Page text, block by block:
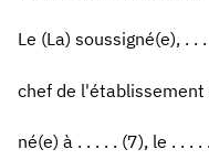
Le (La) soussigné(e), . .
chef de l'établissement
né(e) à . . . . . (7), le . . . .